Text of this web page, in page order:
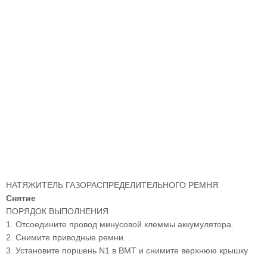
НАТЯЖИТЕЛЬ ГАЗОРАСПРЕДЕЛИТЕЛЬНОГО РЕМНЯ
Снятие
ПОРЯДОК ВЫПОЛНЕНИЯ
1. Отсоедините провод минусовой клеммы аккумулятора.
2. Снимите приводные ремни.
3. Установите поршень N1 в ВМТ и снимите верхнюю крышку